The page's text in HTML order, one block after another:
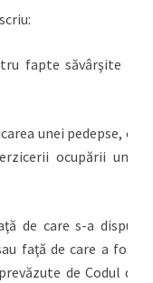
fapte săvârşite în
unei pedepse, cu
ocupării unei
de care s-a dispus
faţă de care a fost
de Codul de